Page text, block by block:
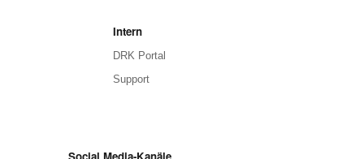
Intern
DRK Portal
Support